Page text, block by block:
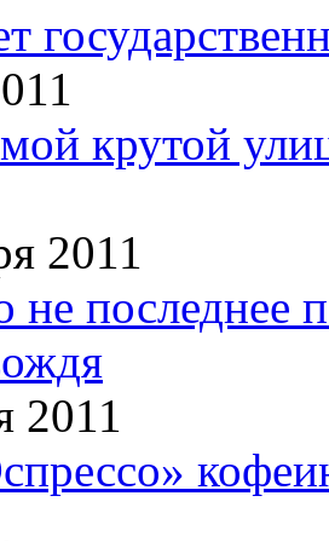
крутой
2011
не последнее
2011